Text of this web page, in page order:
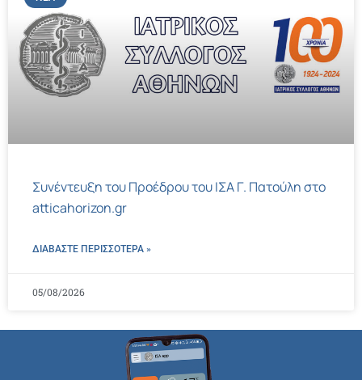
Συνέντευξη του Προέδρου του ΙΣΑ Γ. Πατούλη στο
atticahorizon.gr
ΔΙΑΒΑΣΤΕ ΠΕΡΙΣΣΌΤΕΡΑ »
05/08/2026